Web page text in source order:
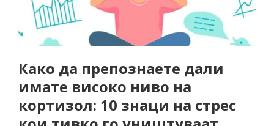
Како да препознаете дали
имате високо ниво на
кортизол: 10 знаци на стрес